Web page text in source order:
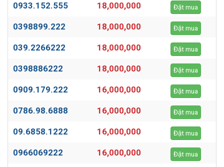
0933.152.555 18,000,000 Đặt mua
0398899.222 18,000,000 Đặt mua
039.2266222 18,000,000 Đặt mua
0398886222 18,000,000 Đặt mua
0909.179.222 16,000,000 Đặt mua
0786.98.6888 16,000,000 Đặt mua
09.6858.1222 16,000,000 Đặt mua
0966069222 16,000,000 Đặt mua